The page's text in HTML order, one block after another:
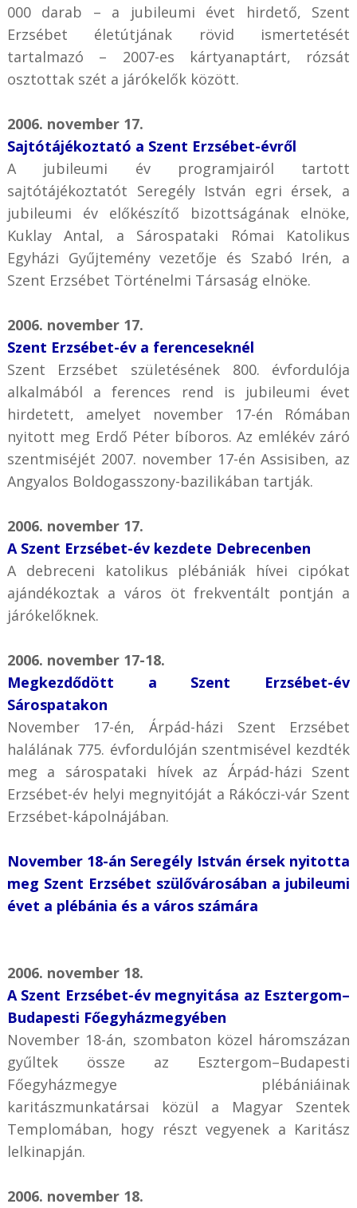
000 darab – a jubileumi évet hirdető, Szent
Erzsébet életútjának rövid ismertetését
tartalmazó – 2007-es kártyanaptárt, rózsát
osztottak szét a járókelők között.
2006. november 17.
Sajtótájékoztató a Szent Erzsébet-évről
A jubileumi év programjairól tartott
sajtótájékoztatót Seregély István egri érsek, a
jubileumi év előkészítő bizottságának elnöke,
Kuklay Antal, a Sárospataki Római Katolikus
Egyházi Gyűjtemény vezetője és Szabó Irén, a
Szent Erzsébet Történelmi Társaság elnöke.
2006. november 17.
Szent Erzsébet-év a ferenceseknél
Szent Erzsébet születésének 800. évfordulója
alkalmából a ferences rend is jubileumi évet
hirdetett, amelyet november 17-én Rómában
nyitott meg Erdő Péter bíboros. Az emlékév záró
szentmiséjét 2007. november 17-én Assisiben, az
Angyalos Boldogasszony-bazilikában tartják.
2006. november 17.
A Szent Erzsébet-év kezdete Debrecenben
A debreceni katolikus plébániák hívei cipókat
ajándékoztak a város öt frekventált pontján a
járókelőknek.
2006. november 17-18.
Megkezdődött a Szent Erzsébet-év
Sárospatakon
November 17-én, Árpád-házi Szent Erzsébet
halálának 775. évfordulóján szentmisével kezdték
meg a sárospataki hívek az Árpád-házi Szent
Erzsébet-év helyi megnyitóját a Rákóczi-vár Szent
Erzsébet-kápolnájában.
November 18-án Seregély István érsek nyitotta
meg Szent Erzsébet szülővárosában a jubileumi
évet a plébánia és a város számára
2006. november 18.
A Szent Erzsébet-év megnyitása az Esztergom–
Budapesti Főegyházmegyében
November 18-án, szombaton közel háromszázan
gyűltek össze az Esztergom–Budapesti
Főegyházmegye plébániáinak
karitászmunkatársai közül a Magyar Szentek
Templomában, hogy részt vegyenek a Karitász
lelkinapján.
2006. november 18.